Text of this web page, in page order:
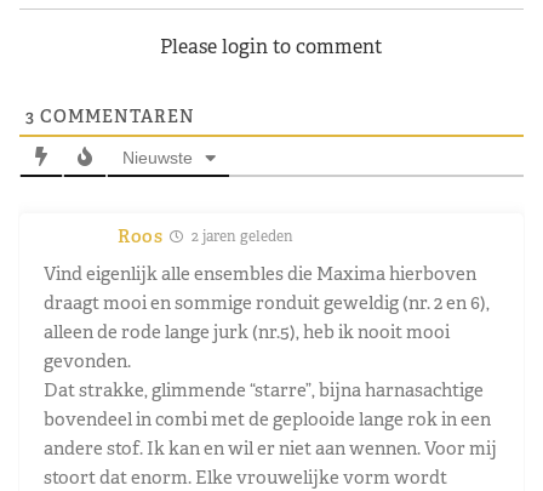
Please login to comment
3 COMMENTAREN
Nieuwste
Roos 2 jaren geleden
Vind eigenlijk alle ensembles die Maxima hierboven
draagt mooi en sommige ronduit geweldig (nr. 2 en 6),
alleen de rode lange jurk (nr.5), heb ik nooit mooi
gevonden.
Dat strakke, glimmende “starre”, bijna harnasachtige
bovendeel in combi met de geplooide lange rok in een
andere stof. Ik kan en wil er niet aan wennen. Voor mij
stoort dat enorm. Elke vrouwelijke vorm wordt